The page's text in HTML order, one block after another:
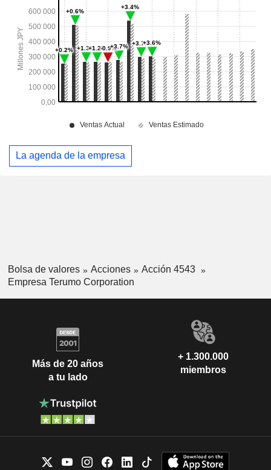
La agenda de la empresa
Bolsa de valores Acciones
Acción 4543
Empresa Terumo Corporation
Más de 20 años
a tu lado
+ 1.300.000
miembros